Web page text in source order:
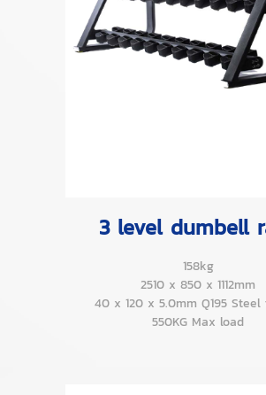
3 level dumbell
158kg
2510 x 850 x 1112mm
40 x 120 x 5.0mm Q195
550KG Max load